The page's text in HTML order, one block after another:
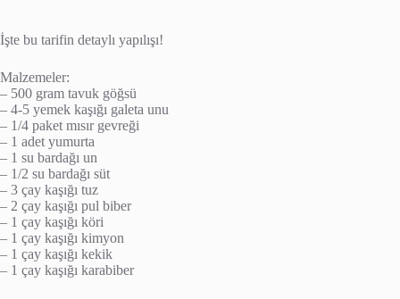
İşte bu tarifin detaylı yapılışı!
Malzemeler:
– 500 gram tavuk göğsü
– 4-5 yemek kaşığı galeta unu
– 1/4 paket mısır gevreği
– 1 adet yumurta
– 1 su bardağı un
– 1/2 su bardağı süt
– 3 çay kaşığı tuz
– 2 çay kaşığı pul biber
– 1 çay kaşığı köri
– 1 çay kaşığı kimyon
– 1 çay kaşığı kekik
– 1 çay kaşığı karabiber